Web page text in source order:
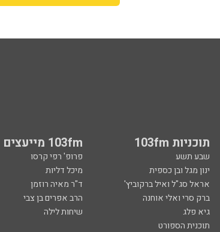
תוכניות 103fm 103fm מייעצים
שבע תשע פרופ' רפי קרסו
ינון מגל ובן כספית
מיכל דליות
אראל סג"ל ואיל ברקוביץ'
ד"ר מאיה רוזמן
ברק סרי ואלי אוחנה
הרב אפרים בן צבי
גיא פלג
שיחות לילה
תוכנית הספורט